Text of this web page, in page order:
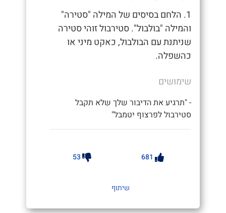
1. הלחם בסיסים של המילה "סטירה"
והמילה "בולבול". סטירבול זוהי סטירה
שניתנת עם הבולבול, כאקט מיני או
כהשפלה.
שימושים
- "תרגיע את הדיבור שלך שלא תקבל
סטירבול לפרצוף יטמבל"
681
53
שיתוף